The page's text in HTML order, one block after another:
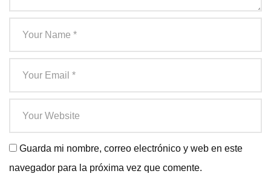
Guarda mi nombre, correo electrónico y web en este
navegador para la próxima vez que comente.